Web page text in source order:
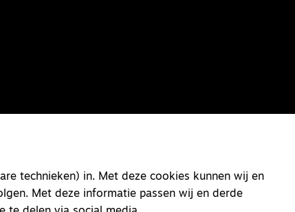
technieken) in. Met deze cookies kunnen wij en
Met deze informatie passen wij en derde